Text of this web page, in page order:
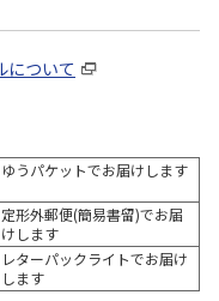
について
ゆうパケットでお届けします
定形外郵便(簡易書留)でお届
けします
レターパックライトでお届け
します